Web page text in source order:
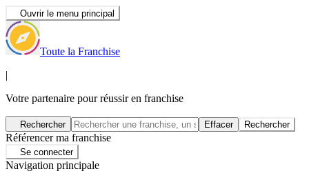
Ouvrir le menu principal
Toute la Franchise
|
Votre partenaire pour réussir en franchise
Rechercher Effacer Rechercher
Référencer ma franchise
Se connecter
Navigation principale